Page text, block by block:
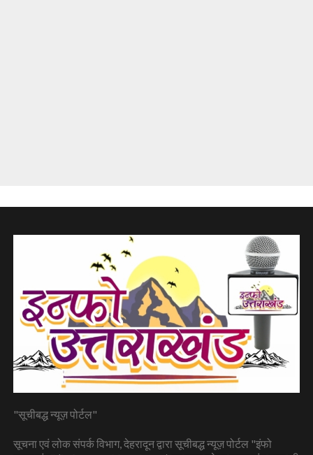
"सूचीबद्ध न्यूज़ पोर्टल"
सूचना एवं लोक संपर्क विभाग, देहरादून द्वारा सूचीबद्ध न्यूज़ पोर्टल "इंफो